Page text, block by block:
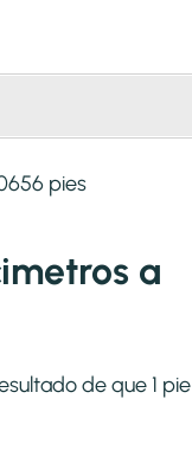
pies
a
de que 1 pie